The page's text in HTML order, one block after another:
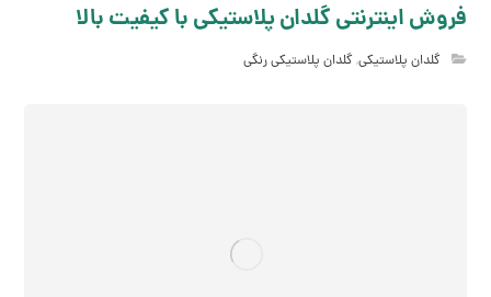
فروش اینترنتی گلدان پلاستیکی با کیفیت بالا
گلدان پلاستیکی,گلدان پلاستیکی رنگی